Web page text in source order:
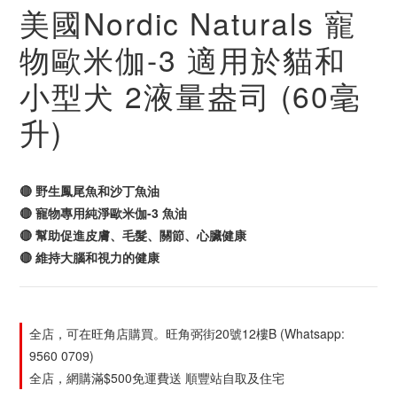
美國Nordic Naturals 寵
物歐米伽-3 適用於貓和
小型犬 2液量盎司 (60毫
升)
🔴 野生鳳尾魚和沙丁魚油
🔴 寵物專用純淨歐米伽-3 魚油
🔴 幫助促進皮膚、毛髮、關節、心臟健康
🔴 維持大腦和視力的健康
全店，可在旺角店購買。旺角弼街20號12樓B (Whatsapp:
9560 0709)
全店，網購滿$500免運費送 順豐站自取及住宅